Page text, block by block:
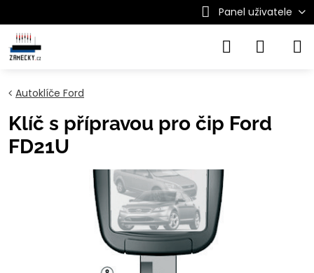
Panel uživatele
Autoklíče Ford
Klíč s přípravou pro čip Ford
FD21U